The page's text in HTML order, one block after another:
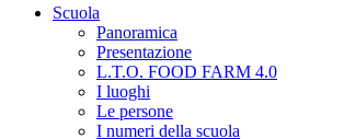
Scuola
Panoramica
Presentazione
L.T.O. FOOD FARM 4.0
I luoghi
Le persone
I numeri della scuola